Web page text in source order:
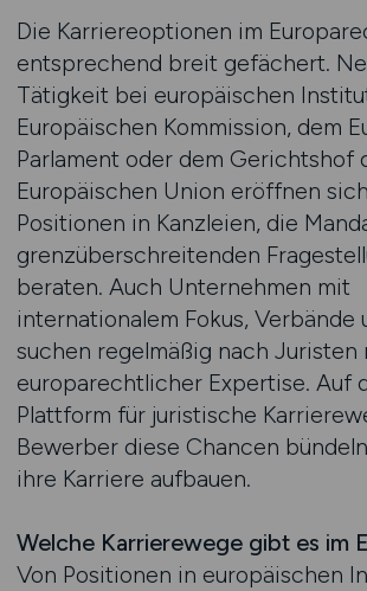
Die Karriereoptionen im
entsprechend breit gefächert.
Tätigkeit bei europäischen
Europäischen Kommission, dem
Parlament oder dem Gerichtshof
Europäischen Union eröffnen
Positionen in Kanzleien, die
grenzüberschreitenden
beraten. Auch Unternehmen mit
internationalem Fokus, Verbände
suchen regelmäßig nach Juristen
europarechtlicher Expertise. Auf
Plattform für juristische
Bewerber diese Chancen
ihre Karriere aufbauen.
Welche Karrierewege gibt es im
Von Positionen in europäischen